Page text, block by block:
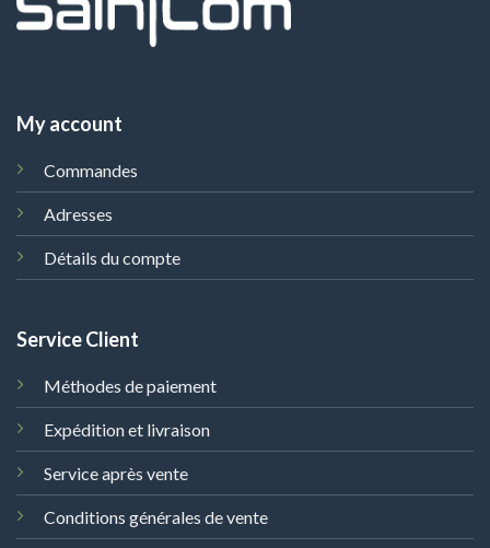
My account
Commandes
Adresses
Détails du compte
Service Client
Méthodes de paiement
Expédition et livraison
Service après vente
Conditions générales de vente